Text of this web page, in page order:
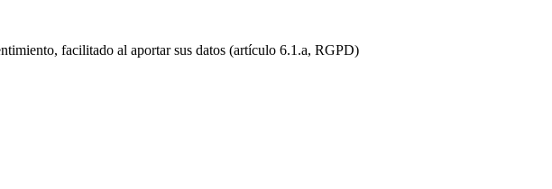
facilitado al aportar sus datos (artículo 6.1.a, RGPD)